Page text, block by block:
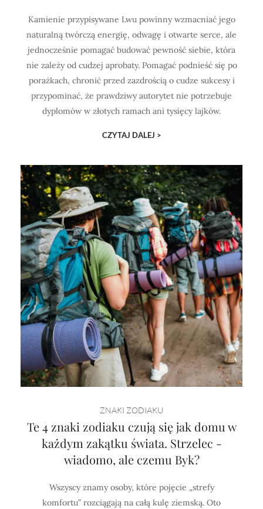
Kamienie przypisywane Lwu powinny wzmacniać jego
naturalną twórczą energię, odwagę i otwarte serce, ale
jednocześnie pomagać budować pewność siebie, która
nie zależy od cudzej aprobaty. Pomagać podnieść się po
porażkach, chronić przed zazdrością o cudze sukcesy i
przypominać, że prawdziwy autorytet nie potrzebuje
dyplomów w złotych ramach ani tysięcy lajków.
CZYTAJ DALEJ >
ZNAKI ZODIAKU
Te 4 znaki zodiaku czują się jak domu w
każdym zakątku świata. Strzelec -
wiadomo, ale czemu Byk?
Wszyscy znamy osoby, które pojęcie „strefy
komfortu” rozciągają na całą kulę ziemską. Oto